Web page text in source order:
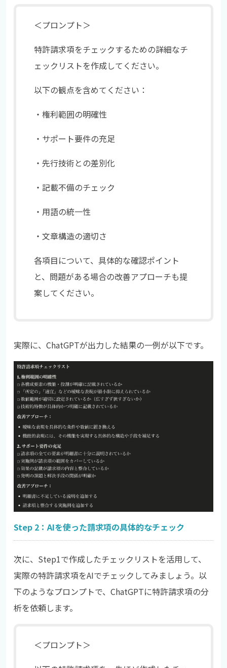
＜プロンプト＞
特許請求項をチェックするための詳細なチ
ェックリストを作成してください。
以下の観点を含めてください：
・権利範囲の明確性
・サポート要件の充足
・先行技術との差別化
・記載不備のチェック
・用語の統一性
・文章構造の適切さ
各項目について、具体的な確認ポイント
と、問題がある場合の改善アプローチも提
案してください。
実際に、ChatGPTが出力した結果の一例が以下です。
Step 2：AIを使った請求項の具体的なチェック
次に、Step1で作成したチェックリストを活用して、
実際の特許請求項をAIでチェックしてみましょう。以
下のようなプロンプトで、ChatGPTに特許請求項の分
析を依頼します。
＜プロンプト＞